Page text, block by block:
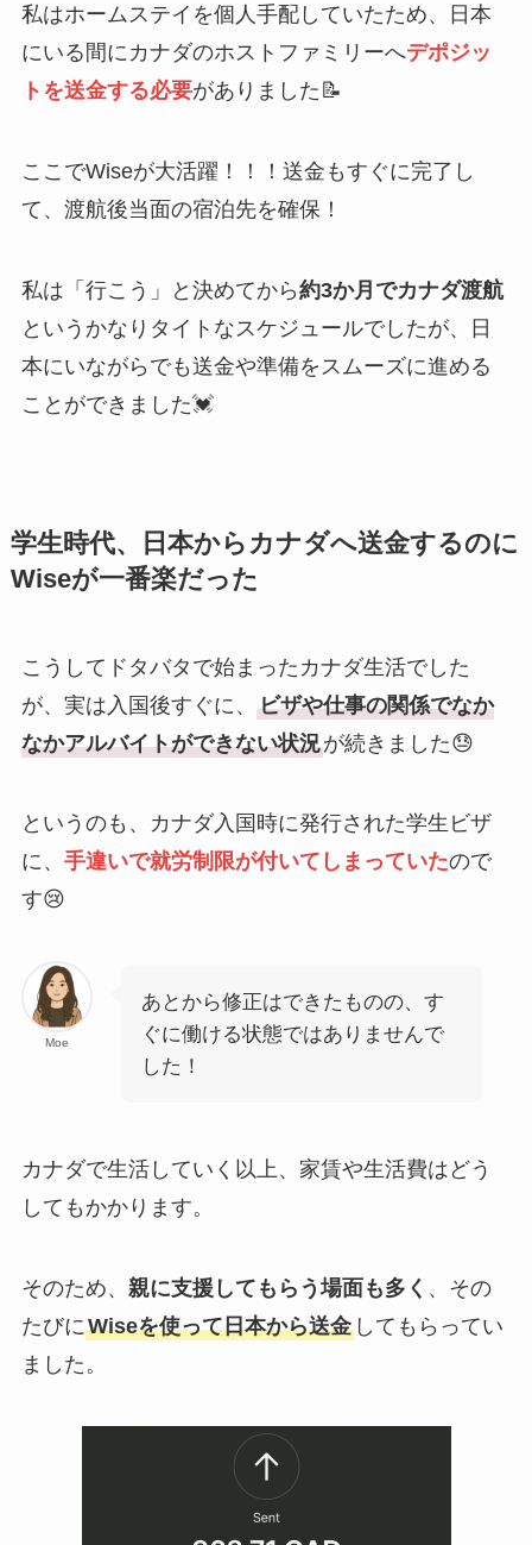
私はホームステイを個人手配していたため、日本
にいる間にカナダのホストファミリーへデポジッ
トを送金する必要がありました📝
ここでWiseが大活躍！！！送金もすぐに完了し
て、渡航後当面の宿泊先を確保！
私は「行こう」と決めてから約3か月でカナダ渡航
というかなりタイトなスケジュールでしたが、日
本にいながらでも送金や準備をスムーズに進める
ことができました💓
学生時代、日本からカナダへ送金するのに
Wiseが一番楽だった
こうしてドタバタで始まったカナダ生活でした
が、実は入国後すぐに、 ビザや仕事の関係でなか
なかアルバイトができない状況が続きました😓
というのも、カナダ入国時に発行された学生ビザ
に、 手違いで就労制限が付いてしまっていたので
す😢
Moe
あとから修正はできたものの、す
ぐに働ける状態ではありませんで
した！
カナダで生活していく以上、家賃や生活費はどう
してもかかります。
そのため、 親に支援してもらう場面も多く 、その
たびにWiseを使って日本から送金してもらってい
ました。